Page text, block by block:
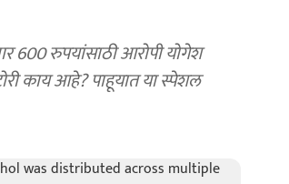
600 रुपयांसाठी आरोपी योगेश
काय आहे? पाहूयात या स्पेशल